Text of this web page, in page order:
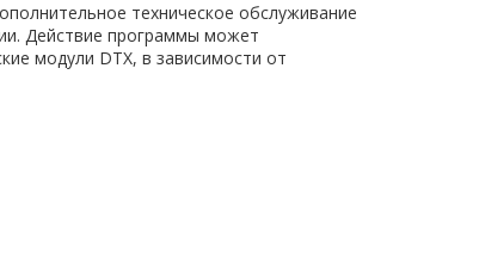
техническое обслуживание
Действие программы может
модули DTX, в зависимости от